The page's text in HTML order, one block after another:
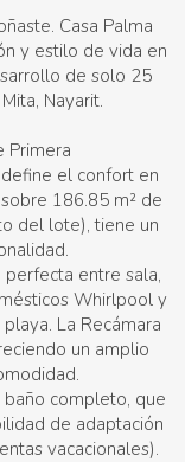
Casa Palma
y estilo de vida en
de solo 25
Nayarit.
Primera
el confort en
186.85 m² de
del lote), tiene un
perfecta entre sala,
Whirlpool y
La Recámara
un amplio
baño completo, que
de adaptación
vacacionales).